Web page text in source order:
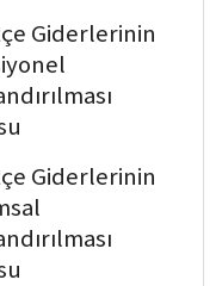
Giderlerinin
Giderlerinin